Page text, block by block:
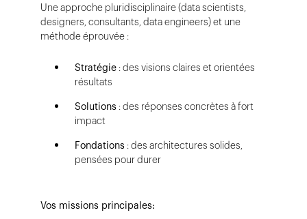
Une approche pluridisciplinaire (data scientists,
designers, consultants, data engineers) et une
méthode éprouvée :
Stratégie : des visions claires et orientées
résultats
Solutions : des réponses concrètes à fort
impact
Fondations : des architectures solides,
pensées pour durer
Vos missions principales: